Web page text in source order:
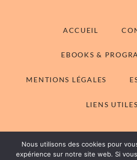
ACCUEIL
EBOOKS &
MENTIONS LÉGALES
LIENS UTILES
© 2014-2026 With Emilie - Tous
Nous utilisons des cookies pour
expérience sur notre site web. Si